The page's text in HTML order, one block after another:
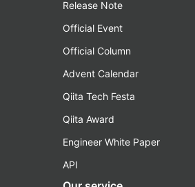
Release Note
Official Event
Official Column
Advent Calendar
Qiita Tech Festa
Qiita Award
Engineer White Paper
API